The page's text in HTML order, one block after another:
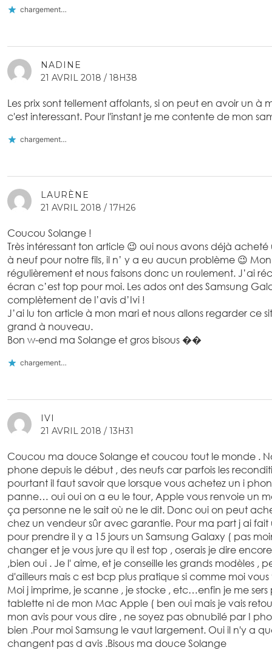
chargement…
NADINE
21 AVRIL 2018 / 18H38
Les prix sont tellement affolants, si on peut en avoir un à
c'est interessant. Pour l'instant je me contente de mon
chargement…
LAURÈNE
21 AVRIL 2018 / 17H26
Coucou Solange !
Très intéressant ton article 😉 oui nous avons déjà
à neuf pour notre fils, il n’ y a eu aucun problème 😉
régulièrement et nous faisons donc un roulement. J’ai
écran c’est top pour moi. Les ados ont des Samsung
complètement de l’avis d’Ivi !
J’ai lu ton article à mon mari et nous allons regarder ce
grand à nouveau.
Bon w-end ma Solange et gros bisous ��
chargement…
IVI
21 AVRIL 2018 / 13H31
Coucou ma douce Solange et coucou tout le monde .
phone depuis le début , des neufs car parfois les
pourtant il faut savoir que lorsque vous achetez un i
panne… oui oui on a eu le tour, Apple vous renvoie un
ça personne ne le sait où ne le dit. Donc oui on peut
chez un vendeur sûr avec garantie. Pour ma part j ai
pour prendre il y a 15 jours un Samsung Galaxy ( pas
changer et je vous jure qu il est top , oserais je dire
,bien oui . Je l' aime, et je conseille les grands modèles ,
d'ailleurs mais c est bcp plus pratique si comme moi
Moi j imprime, je scanne , je stocke , etc…enfin je me
tablette ni de mon Mac Apple ( ben oui mais je vais
mon avis pour vous dire , ne soyez pas obnubilé par I
bien .Pour moi Samsung le vaut largement. Oui il n'y a
changent pas d avis .Bisous ma douce Solange